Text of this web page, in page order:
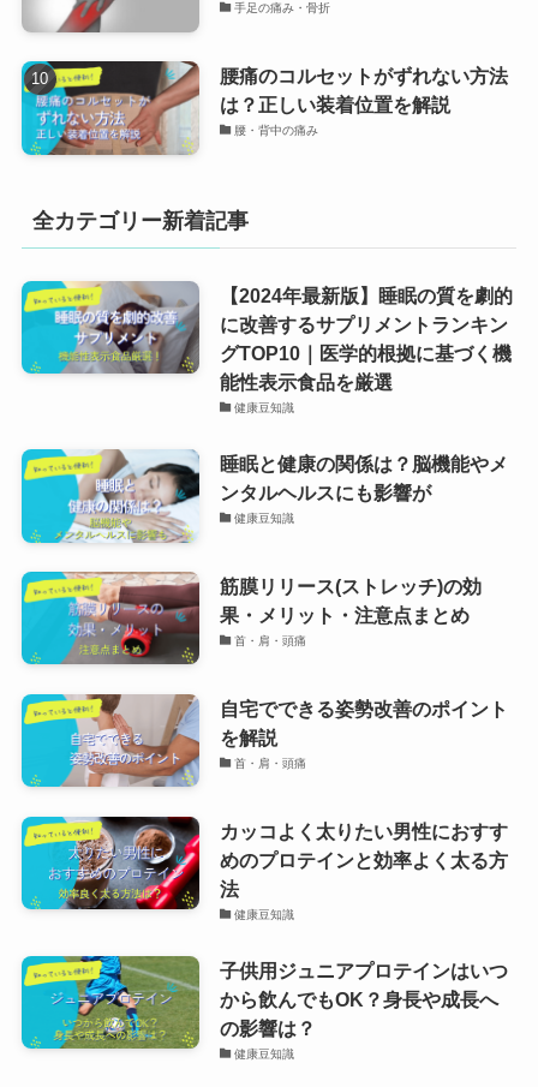
手足の痛み・骨折
腰痛のコルセットがずれない方法
は？正しい装着位置を解説
腰・背中の痛み
全カテゴリー新着記事
【2024年最新版】睡眠の質を劇的
に改善するサプリメントランキン
グTOP10｜医学的根拠に基づく機
能性表示食品を厳選
健康豆知識
睡眠と健康の関係は？脳機能やメ
ンタルヘルスにも影響が
健康豆知識
筋膜リリース(ストレッチ)の効
果・メリット・注意点まとめ
首・肩・頭痛
自宅でできる姿勢改善のポイント
を解説
首・肩・頭痛
カッコよく太りたい男性におすす
めのプロテインと効率よく太る方
法
健康豆知識
子供用ジュニアプロテインはいつ
から飲んでもOK？身長や成長へ
の影響は？
健康豆知識